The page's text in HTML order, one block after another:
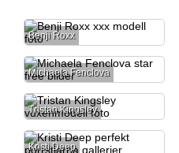
Benji Roxx
Michaela Fenclova
Tristan Kingsley
Kristi Deep